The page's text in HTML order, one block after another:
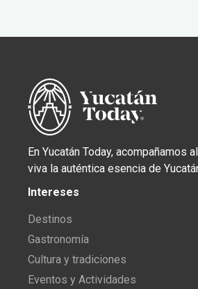
En Yucatán Today, acompañamos
viva la auténtica esencia de
Intereses
Destinos
Gastronomía
Cultura y tradiciones
Eventos y Actividades